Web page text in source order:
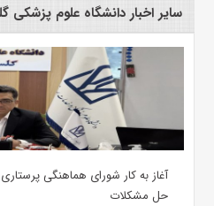
سایر اخبار دانشگاه علوم پزشکی
آغاز به کار شورای هماهنگی
حل مشکلات